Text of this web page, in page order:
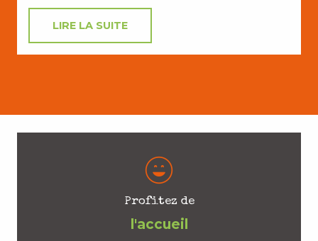
LIRE LA SUITE
Profitez de
l'accueil